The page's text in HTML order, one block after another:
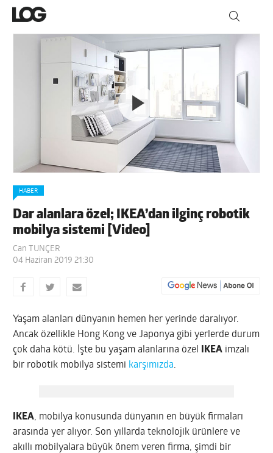
HABER
Dar alanlara özel; IKEA’dan ilginç robotik
mobilya sistemi [Video]
Can TUNÇER
04 Haziran 2019 21:30
Yaşam alanları dünyanın hemen her yerinde daralıyor.
Ancak özellikle Hong Kong ve Japonya gibi yerlerde durum
çok daha kötü. İşte bu yaşam alanlarına özel
IKEA imzalı
bir robotik mobilya sistemi karşımızda.
IKEA, mobilya konusunda dünyanın en büyük firmaları
arasında yer alıyor. Son yıllarda teknolojik ürünlere ve
akıllı mobilyalara büyük önem veren firma, şimdi bir